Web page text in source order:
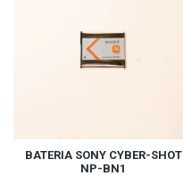
BATERIA SONY CYBER-SHOT
NP-BN1